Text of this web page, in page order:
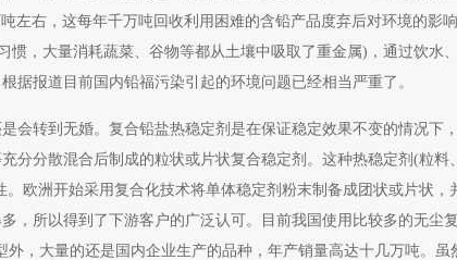
左右，这每年千万吨回收利用困难的含铅产品度弃后对环境的影
，大量消耗蔬菜、谷物等都从土壤中吸取了重金属)，通过饮水
据报道目前国内铅福污染引起的环境问题已经相当严重了。
会转到无婚。复合铅盐热稳定剂是在保证稳定效果不变的情况下
分分散混合后制成的粒状或片状复合稳定剂。这种热稳定剂(粒料
欧洲开始采用复合化技术将单体稳定剂粉末制备成团状或片状，
，所以得到了下游客户的广泛认可。目前我国使用比较多的无尘
外，大量的还是国内企业生产的品种，年产销量高达十几万吨。